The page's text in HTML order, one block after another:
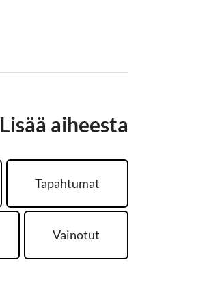
Lisää aiheesta
Tapahtumat
Vainotut